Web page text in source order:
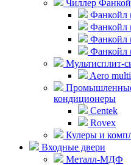
Чиллер
Фанкойл
Фанкойл
Фанкойл
Фанкойл
Мультисплит-
Aero
кондиционеры
Centek
Rovex
Кулеры и
Входные двери
Металл-МДФ